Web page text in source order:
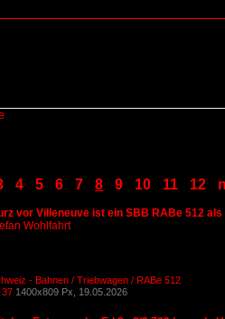
4 5 6 7 8 9 10 11 12
vor Villeneuve ist ein SBB RABe 512
Wohlfahrt
- Bahnen / Triebwagen / RABe 512
37 1400x809 Px, 19.05.2026